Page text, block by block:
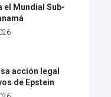
el Mundial Sub-
acción legal
de Epstein